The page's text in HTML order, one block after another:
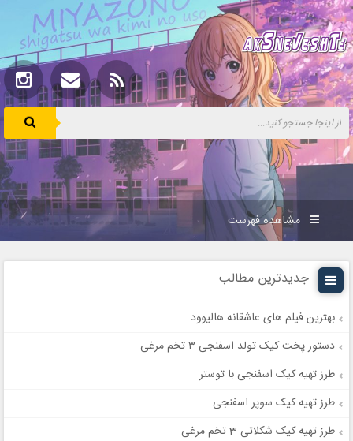
مشاهده فهرست
جدیدترین مطالب
بهترین فیلم های عاشقانه هالیوود
دستور پخت کیک تولد اسفنجی ۳ تخم مرغی
طرز تهیه کیک اسفنجی با توستر
طرز تهیه کیک سوپر اسفنجی
طرز تهیه کیک شکلاتی 3 تخم مرغی